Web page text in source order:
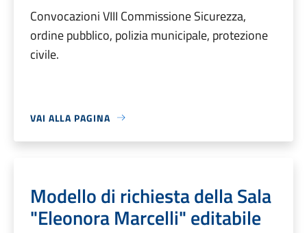
Convocazioni VIII Commissione Sicurezza,
ordine pubblico, polizia municipale, protezione
civile.
VAI ALLA PAGINA
Modello di richiesta della Sala
"Eleonora Marcelli" editabile